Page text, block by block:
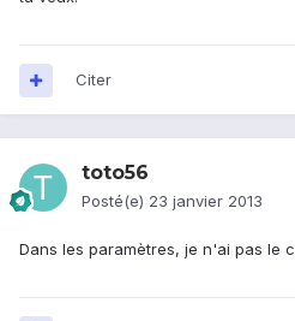
Citer
toto56
Posté(e) 23 janvier 2013
Dans les paramètres, je n'ai pas le